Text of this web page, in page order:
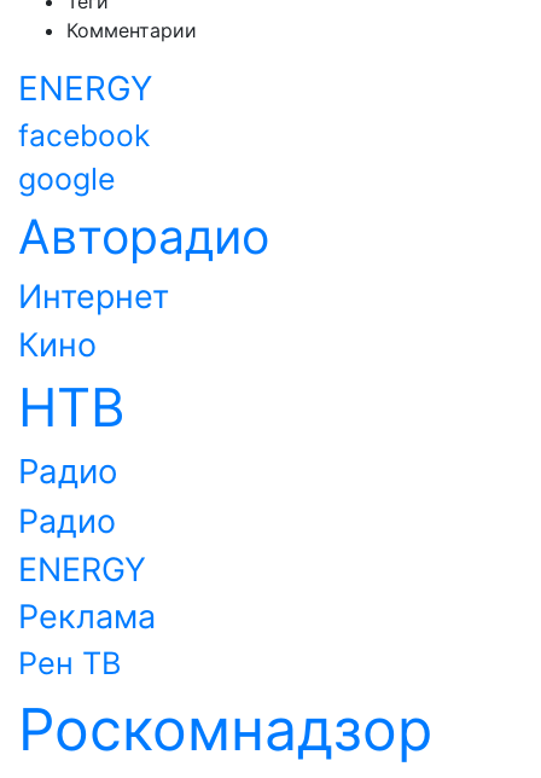
Комментарии
ENERGY
facebook
google
Авторадио
Интернет
Кино
НТВ
Радио
Радио
ENERGY
Реклама
Рен ТВ
Роскомнадзор